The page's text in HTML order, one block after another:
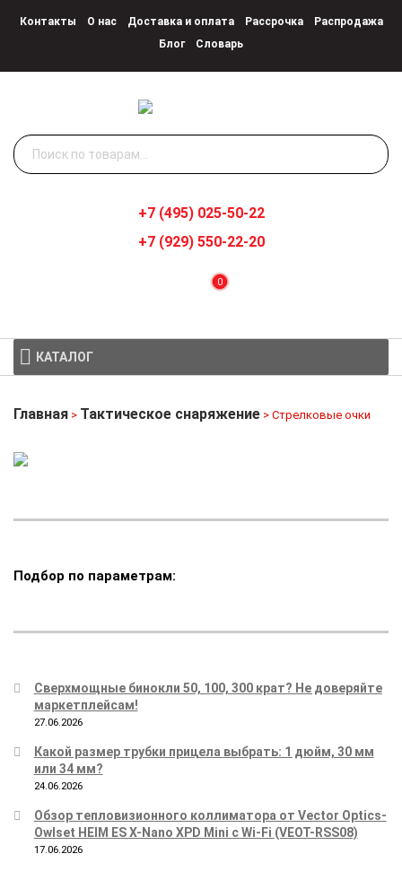
Контакты О нас Доставка и оплата Рассрочка
Распродажа
Блог
Словарь
Искать:
0
+7 (495) 025-50-22
+7 (929) 550-22-20
КАТАЛОГ
Главная > Тактическое снаряжение > Стрелковые очки
Подбор по параметрам:
Сверхмощные бинокли 50, 100, 300 крат? Не доверяйте
маркетплейсам!
27.06.2026
Какой размер трубки прицела выбрать: 1 дюйм, 30 мм
или 34 мм?
24.06.2026
Обзор тепловизионного коллиматора от Vector Optics-
Owlset HEIM ES X-Nano XPD Mini с Wi-Fi (VEOT-RSS08)
17.06.2026